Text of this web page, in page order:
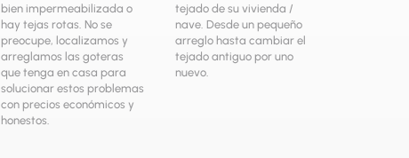
bien impermeabilizada o
hay tejas rotas. No se
preocupe, localizamos y
arreglamos las goteras
que tenga en casa para
solucionar estos problemas
con precios económicos y
honestos.
tejado de su vivienda /
nave. Desde un pequeño
arreglo hasta cambiar el
tejado antiguo por uno
nuevo.